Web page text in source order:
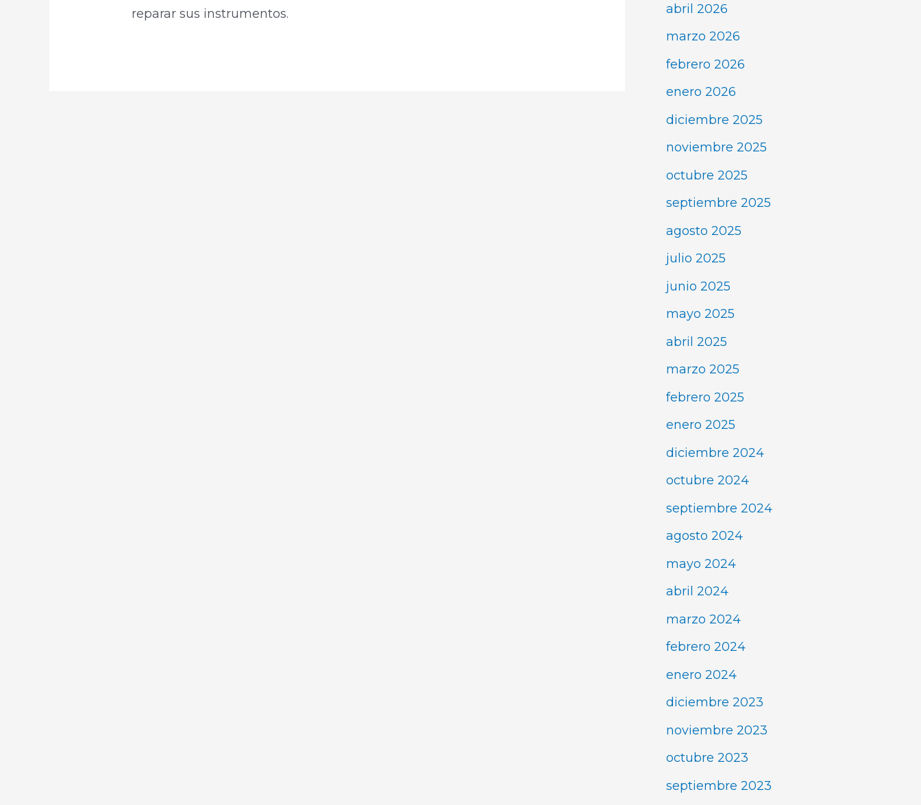
reparar sus instrumentos.
abril 2026
marzo 2026
febrero 2026
enero 2026
diciembre 2025
noviembre 2025
octubre 2025
septiembre 2025
agosto 2025
julio 2025
junio 2025
mayo 2025
abril 2025
marzo 2025
febrero 2025
enero 2025
diciembre 2024
octubre 2024
septiembre 2024
agosto 2024
mayo 2024
abril 2024
marzo 2024
febrero 2024
enero 2024
diciembre 2023
noviembre 2023
octubre 2023
septiembre 2023